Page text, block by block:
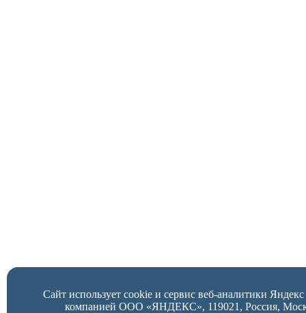
Сайт использует cookie и сервис веб-аналитики
компанией ООО «ЯНДЕКС», 119021, Россия,